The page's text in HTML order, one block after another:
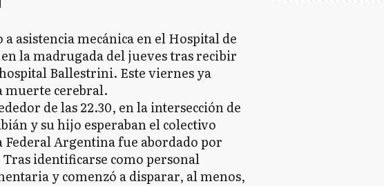
asistencia mecánica en el Hospital de
la madrugada del jueves tras recibir
Ballestrini. Este viernes ya
muerte cerebral.
de las 22.30, en la intersección de
y su hijo esperaban el colectivo
Federal Argentina fue abordado por
identificarse como personal
y comenzó a disparar, al menos,